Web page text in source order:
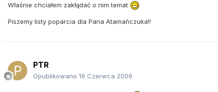
Właśnie chciałem zakłądać o nim temat
Piszemy listy poparcia dla Pana Atamańczuka!!
PTR
Opublikowano 19 Czerwca 2009